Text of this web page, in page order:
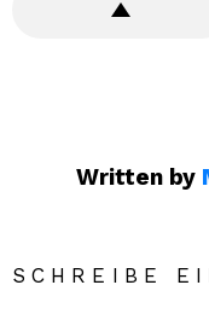
Written by
SCHREIBE